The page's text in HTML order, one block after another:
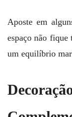
Aposte em
espaço não fique
um equilíbrio